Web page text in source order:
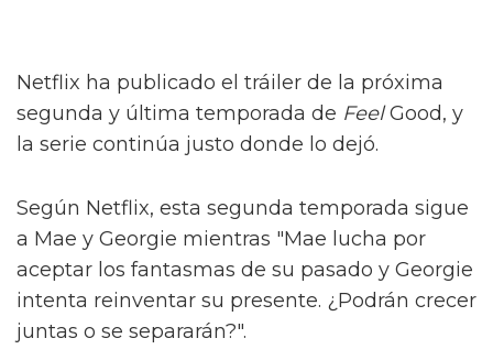
Netflix ha publicado el tráiler de la próxima
segunda y última temporada de FeelGood, y
la serie continúa justo donde lo dejó.
Según Netflix, esta segunda temporada sigue
a Mae y Georgie mientras "Mae lucha por
aceptar los fantasmas de su pasado y Georgie
intenta reinventar su presente. ¿Podrán crecer
juntas o se separarán?".